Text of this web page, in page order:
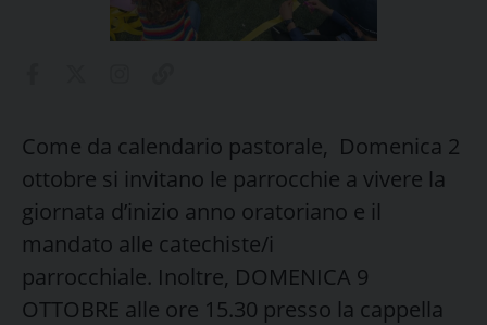
Come da calendario pastorale, Domenica 2
ottobre si invitano le parrocchie a vivere la
giornata d’inizio anno oratoriano e il
mandato alle catechiste/i
parrocchiale. Inoltre, DOMENICA 9
OTTOBRE alle ore 15.30 presso la cappella